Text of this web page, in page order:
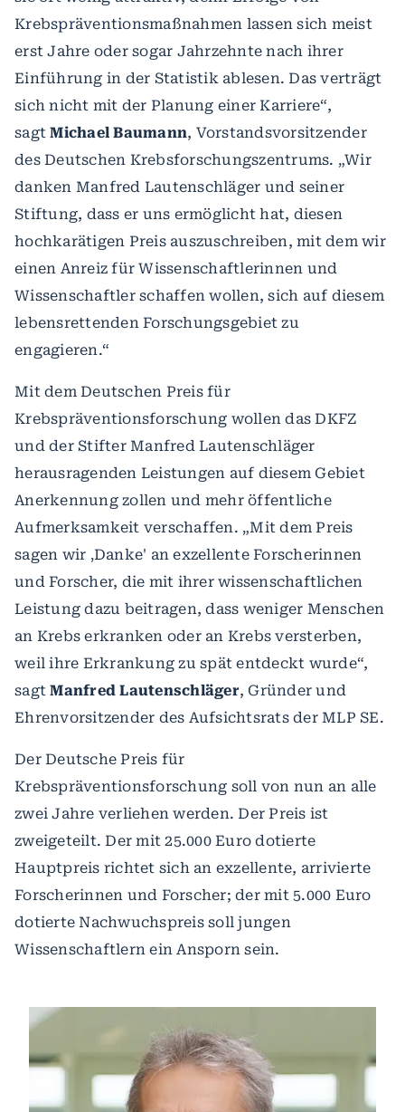
Krebspräventionsmaßnahmen lassen sich meist
erst Jahre oder sogar Jahrzehnte nach ihrer
Einführung in der Statistik ablesen. Das verträgt
sich nicht mit der Planung einer Karriere“,
sagtMichael Baumann, Vorstandsvorsitzender
des Deutschen Krebsforschungszentrums. „Wir
danken Manfred Lautenschläger und seiner
Stiftung, dass er uns ermöglicht hat, diesen
hochkarätigen Preis auszuschreiben, mit dem wir
einen Anreiz für Wissenschaftlerinnen und
Wissenschaftler schaffen wollen, sich auf diesem
lebensrettenden Forschungsgebiet zu
engagieren.“
Mit dem Deutschen Preis für
Krebspräventionsforschung wollen das DKFZ
und der Stifter Manfred Lautenschläger
herausragenden Leistungen auf diesem Gebiet
Anerkennung zollen und mehr öffentliche
Aufmerksamkeit verschaffen. „Mit dem Preis
sagen wir ‚Danke' an exzellente Forscherinnen
und Forscher, die mit ihrer wissenschaftlichen
Leistung dazu beitragen, dass weniger Menschen
an Krebs erkranken oder an Krebs versterben,
weil ihre Erkrankung zu spät entdeckt wurde“,
sagtManfred Lautenschläger, Gründer und
Ehrenvorsitzender des Aufsichtsrats der MLP SE.
Der Deutsche Preis für
Krebspräventionsforschung soll von nun an alle
zwei Jahre verliehen werden. Der Preis ist
zweigeteilt. Der mit 25.000 Euro dotierte
Hauptpreis richtet sich an exzellente, arrivierte
Forscherinnen und Forscher; der mit 5.000 Euro
dotierte Nachwuchspreis soll jungen
Wissenschaftlern ein Ansporn sein.